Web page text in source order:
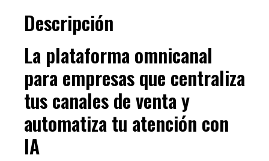
Descripción
La plataforma omnicanal
para empresas que centraliza
tus canales de venta y
automatiza tu atención con
IA